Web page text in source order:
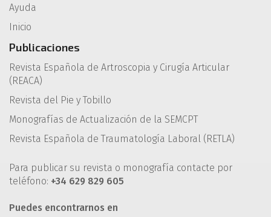
Ayuda
Inicio
Publicaciones
Revista Española de Artroscopia y Cirugía Articular
(REACA)
Revista del Pie y Tobillo
Monografías de Actualización de la SEMCPT
Revista Española de Traumatología Laboral (RETLA)
Para publicar su revista o monografía contacte por
teléfono: +34 629 829 605
Puedes encontrarnos en